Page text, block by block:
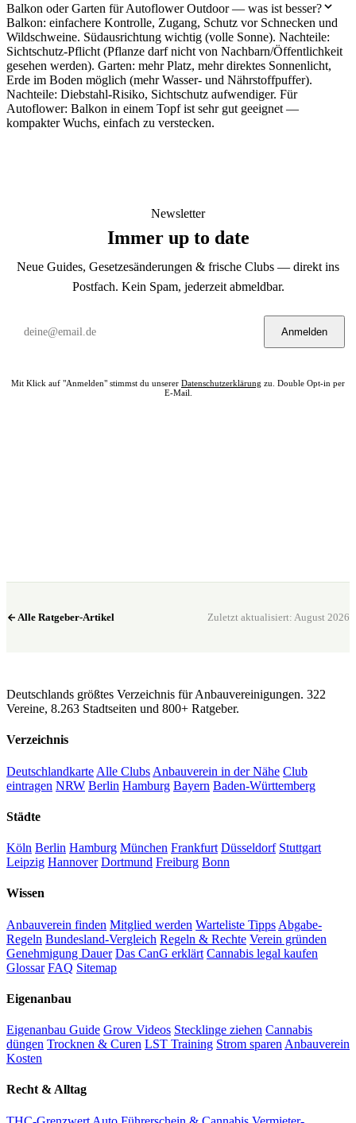
Balkon oder Garten für Autoflower Outdoor — was ist besser?
Balkon: einfachere Kontrolle, Zugang, Schutz vor Schnecken und
Wildschweine. Südausrichtung wichtig (volle Sonne). Nachteile:
Sichtschutz-Pflicht (Pflanze darf nicht von Nachbarn/Öffentlichkeit
gesehen werden). Garten: mehr Platz, mehr direktes Sonnenlicht,
Erde im Boden möglich (mehr Wasser- und Nährstoffpuffer).
Nachteile: Diebstahl-Risiko, Sichtschutz aufwendiger. Für
Autoflower: Balkon in einem Topf ist sehr gut geeignet —
kompakter Wuchs, einfach zu verstecken.
Newsletter
Immer up to date
Neue Guides, Gesetzesänderungen & frische Clubs — direkt ins
Postfach. Kein Spam, jederzeit abmeldbar.
Anmelden
Mit Klick auf "Anmelden" stimmst du unserer Datenschutzerklärung zu. Double Opt-in per
E-Mail.
Alle Ratgeber-Artikel Zuletzt aktualisiert: August 2026
Deutschlands größtes Verzeichnis für Anbauvereinigungen. 322
Vereine, 8.263 Stadtseiten und 800+ Ratgeber.
Verzeichnis
Deutschlandkarte Alle Clubs Anbauverein in der Nähe Club
eintragen NRW Berlin Hamburg Bayern Baden-Württemberg
Städte
Köln Berlin Hamburg München Frankfurt Düsseldorf Stuttgart
Leipzig Hannover Dortmund Freiburg Bonn
Wissen
Anbauverein finden Mitglied werden Warteliste Tipps Abgabe-
Regeln Bundesland-Vergleich Regeln & Rechte Verein gründen
Genehmigung Dauer Das CanG erklärt Cannabis legal kaufen
Glossar FAQ Sitemap
Eigenanbau
Eigenanbau Guide Grow Videos Stecklinge ziehen Cannabis
düngen Trocknen & Curen LST Training Strom sparen Anbauverein
Kosten
Recht & Alltag